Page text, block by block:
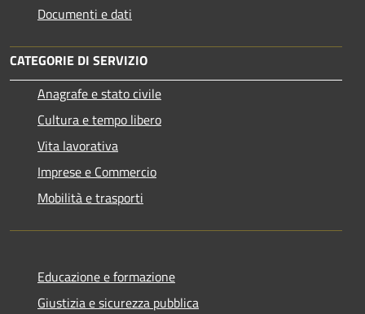
Documenti e dati
CATEGORIE DI SERVIZIO
Anagrafe e stato civile
Cultura e tempo libero
Vita lavorativa
Imprese e Commercio
Mobilità e trasporti
Educazione e formazione
Giustizia e sicurezza pubblica